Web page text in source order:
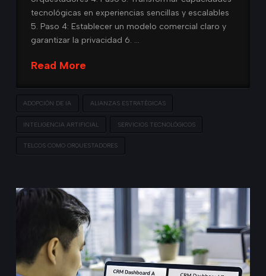
tecnológicas en experiencias sencillas y escalables
5. Paso 4: Establecer un modelo comercial claro y
garantizar la privacidad 6. …
Read More
ADOPCIÓN DE IA ALIANZAS ESTRATÉGICAS
INTELIGENCIA ARTIFICIAL SERVICIOS TECNOLÓGICOS
TELCOS COMO ORQUESTADORES